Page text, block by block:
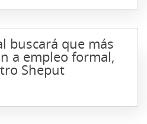
buscará que más
a empleo formal,
Sheput